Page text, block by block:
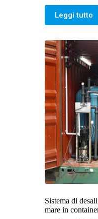
Leggi tutto
Sistema di
mare in